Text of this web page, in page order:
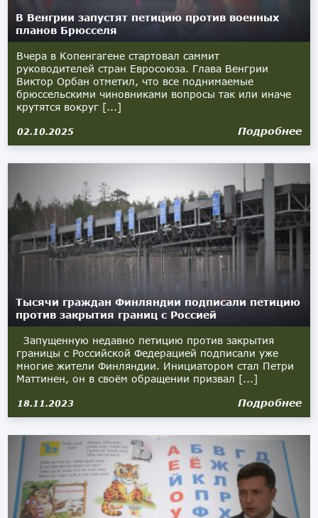
В Венгрии запустят петицию против военных
планов Брюсселя
Вчера в Копенгагене стартовал саммит
руководителей стран Евросоюза. Глава Венгрии
Виктор Орбан отметил, что все поднимаемые
брюссельскими чиновниками вопросы так или иначе
крутятся вокруг [...]
02.10.2025 Подробнее
Тысячи граждан Финляндии подписали петицию
против закрытия границ с Россией
Запущенную недавно петицию против закрытия
границы с Российской Федерацией подписали уже
многие жители Финляндии. Инициатором стал Петри
Маттинен, он в своём обращении призвал [...]
18.11.2023 Подробнее